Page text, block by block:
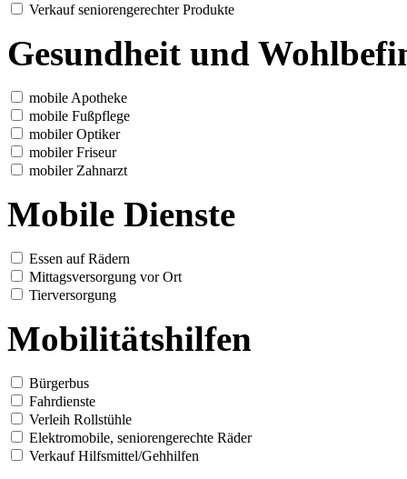
Verkauf seniorengerechter Produkte
Gesundheit und
mobile Apotheke
mobile Fußpflege
mobiler Optiker
mobiler Friseur
mobiler Zahnarzt
Mobile Dienste
Essen auf Rädern
Mittagsversorgung vor Ort
Tierversorgung
Mobilitätshilfen
Bürgerbus
Fahrdienste
Verleih Rollstühle
Elektromobile, seniorengerechte Räder
Verkauf Hilfsmittel/Gehhilfen